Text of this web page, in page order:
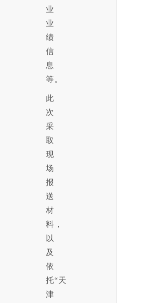
业
业
绩
信
息
等。
此
次
采
取
现
场
报
送
材
料，
以
及
依
托“天
津